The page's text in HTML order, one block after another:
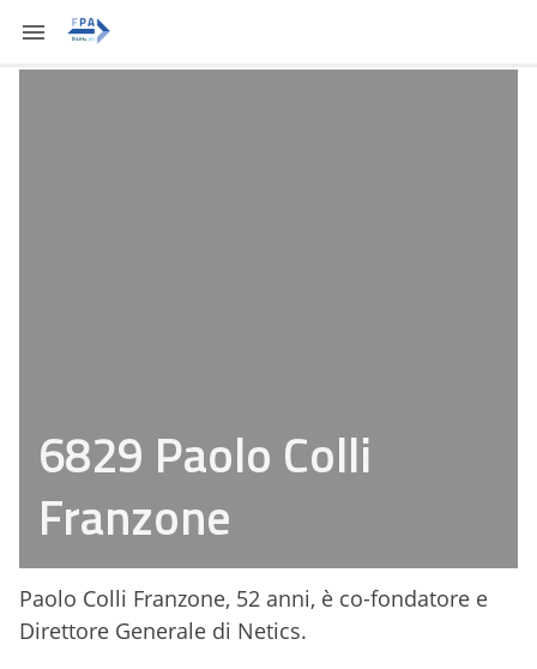
6829 Paolo Colli
Franzone
Paolo Colli Franzone, 52 anni, è co-fondatore e
Direttore Generale di Netics.